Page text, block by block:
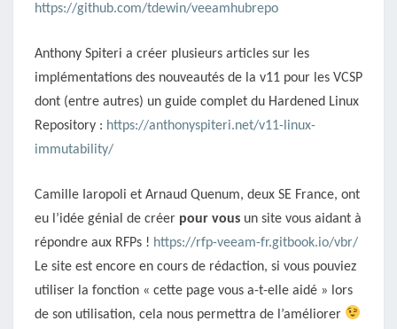
https://github.com/tdewin/veeamhubrepo
Anthony Spiteri a créer plusieurs articles sur les
implémentations des nouveautés de la v11 pour les VCSP
dont (entre autres) un guide complet du Hardened Linux
Repository : https://anthonyspiteri.net/v11-linux-
immutability/
Camille Iaropoli et Arnaud Quenum, deux SE France, ont
eu l’idée génial de créer pour vous un site vous aidant à
répondre aux RFPs ! https://rfp-veeam-fr.gitbook.io/vbr/
Le site est encore en cours de rédaction, si vous pouviez
utiliser la fonction « cette page vous a-t-elle aidé » lors
de son utilisation, cela nous permettra de l’améliorer